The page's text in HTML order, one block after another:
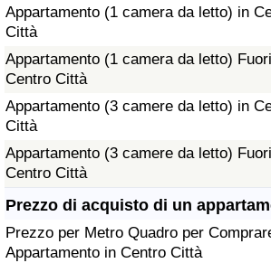
Appartamento (1 camera da letto) in
Città
Appartamento (1 camera da letto)
Centro Città
Appartamento (3 camere da letto) in
Città
Appartamento (3 camere da letto)
Centro Città
Prezzo di acquisto di un
Prezzo per Metro Quadro per
Appartamento in Centro Città
Indice Del Costo Della Vita
Indice del Costo della Vita per
ad Aqaba
Indice del Prezzo delle Case
Indice del Prezzo delle Case per
Indice della Qualità della Vita
Indice della qualità della vita per
Criminalità
Indice del Tasso di Criminalità
Indice della Criminalità
Indice di criminalità per paese